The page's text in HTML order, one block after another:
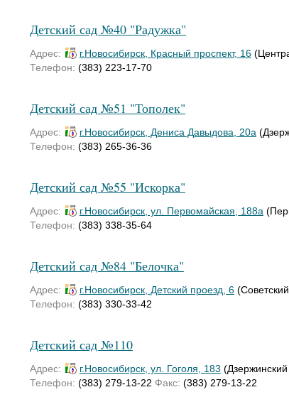
Детский сад №40 "Радужка"
Адрес: г.Новосибирск, Красный проспект, 16
Телефон: (383) 223-17-70
Детский сад №51 "Тополек"
Адрес: г.Новосибирск, Дениса Давыдова, 20а
Телефон: (383) 265-36-36
Детский сад №55 "Искорка"
Адрес: г.Новосибирск, ул. Первомайская, 188а
Телефон: (383) 338-35-64
Детский сад №84 "Белочка"
Адрес: г.Новосибирск, Детский проезд, 6
Телефон: (383) 330-33-42
Детский сад №110
Адрес: г.Новосибирск, ул. Гоголя, 183
Телефон: (383) 279-13-22 Факс: (383) 279-13-22